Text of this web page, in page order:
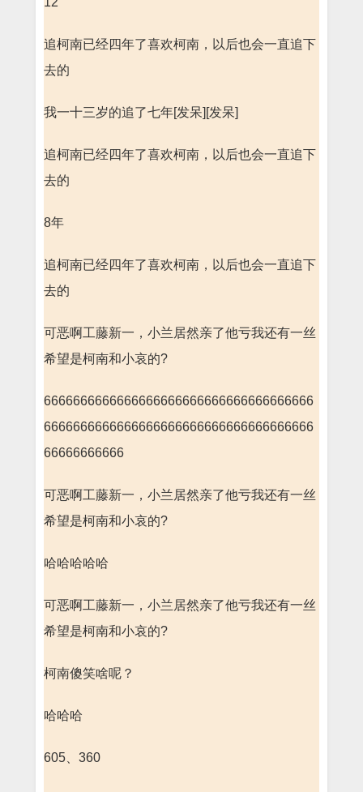
追柯南已经四年了喜欢柯南，以后也会一直追下
去的
我一十三岁的追了七年[发呆][发呆]
追柯南已经四年了喜欢柯南，以后也会一直追下
去的
8年
追柯南已经四年了喜欢柯南，以后也会一直追下
去的
可恶啊工藤新一，小兰居然亲了他亏我还有一丝
希望是柯南和小哀的?
6666666666666666666666666666666666666
6666666666666666666666666666666666666
66666666666
可恶啊工藤新一，小兰居然亲了他亏我还有一丝
希望是柯南和小哀的?
哈哈哈哈哈
可恶啊工藤新一，小兰居然亲了他亏我还有一丝
希望是柯南和小哀的?
柯南傻笑啥呢？
哈哈哈
605、360